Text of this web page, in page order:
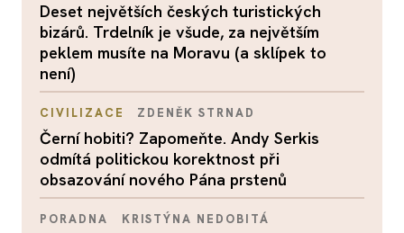
Deset největších českých turistických
bizárů. Trdelník je všude, za největším
peklem musíte na Moravu (a sklípek to
není)
CIVILIZACE ZDENĚK STRNAD
Černí hobiti? Zapomeňte. Andy Serkis
odmítá politickou korektnost při
obsazování nového Pána prstenů
PORADNA KRISTÝNA NEDOBITÁ